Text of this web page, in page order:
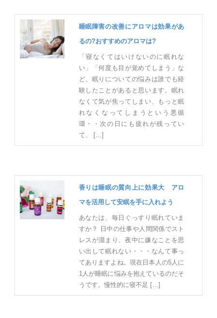
睡眠障害の改善にアロマは効果があ
るの?おすすめのアロマは?
「寝なくてはいけないのに眠れな
い」「何度も目が覚めてしまう」な
ど、眠りについての悩みは誰でも経
験したことがあると思います。眠れ
なくて気が焦ってしまい、もっと眠
れなくなってしまうという悪循
環・・次の日にも疲れが残ってい
て、 […]
香りは睡眠の質向上に効果大 アロ
マを活用して安眠を手に入れよう
あなたは、毎日ぐっすり眠れていま
すか？ 日中の仕事や人間関係でスト
レスが溜まり、夜中に嫌なことを思
い出して眠れない・・・なんて事っ
てありますよね。現在日本人の5人に
1人が睡眠に悩みを抱えているのだそ
うです。慢性的に寝不足 […]